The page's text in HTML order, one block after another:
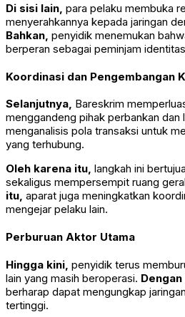
Di sisi lain, para pelaku membuka
menyerahkannya kepada jaringan
Bahkan, penyidik menemukan
berperan sebagai peminjam
Koordinasi dan Pengembangan
Selanjutnya, Bareskrim
menggandeng pihak perbankan dan
menganalisis pola transaksi untuk
yang terhubung.
Oleh karena itu, langkah ini
sekaligus mempersempit ruang
itu, aparat juga meningkatkan
mengejar pelaku lain.
Perburuan Aktor Utama
Hingga kini, penyidik terus
lain yang masih beroperasi.
berharap dapat mengungkap
tertinggi.